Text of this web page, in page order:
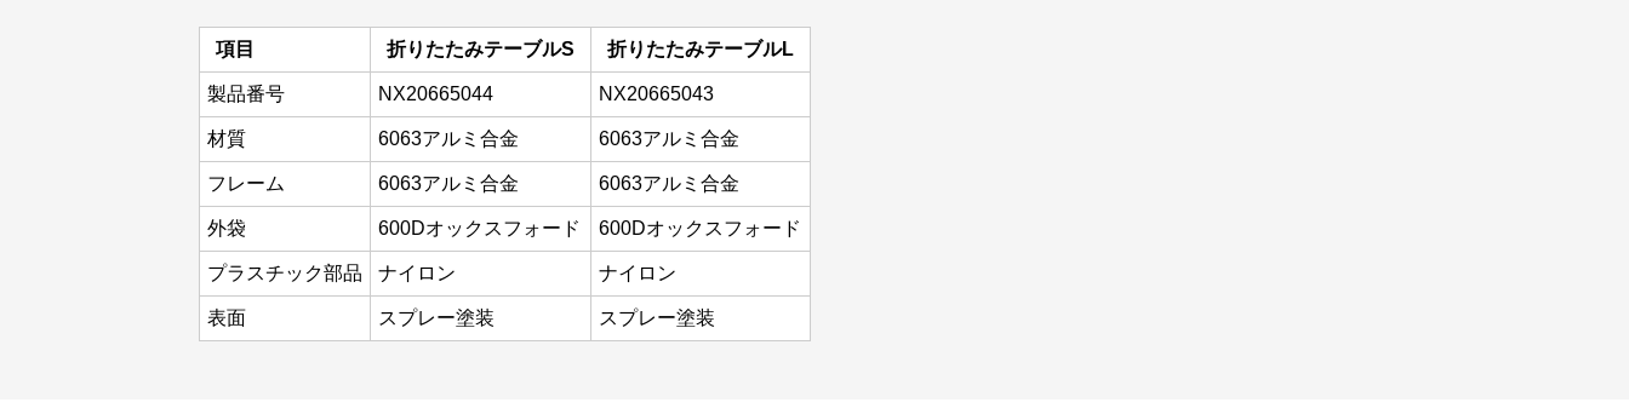
項目 折りたたみテーブルS 折りたたみテーブルL
製品番号 NX20665044 NX20665043
材質 6063アルミ合金 6063アルミ合金
フレーム 6063アルミ合金 6063アルミ合金
外袋 600Dオックスフォード 600Dオックスフォード
プラスチック部品 ナイロン ナイロン
表面 スプレー塗装 スプレー塗装